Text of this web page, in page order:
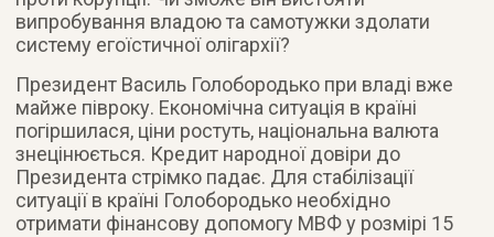
випробування владою та самотужки здолати
систему егоїстичної олігархії?
Президент Василь Голобородько при владі вже
майже півроку. Економічна ситуація в країні
погіршилася, ціни ростуть, національна валюта
знецінюється. Кредит народної довіри до
Президента стрімко падає. Для стабілізації
ситуації в країні Голобородько необхідно
отримати фінансову допомогу МВФ у розмірі 15